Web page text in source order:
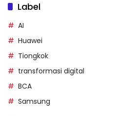
Label
AI
Huawei
Tiongkok
transformasi digital
BCA
Samsung